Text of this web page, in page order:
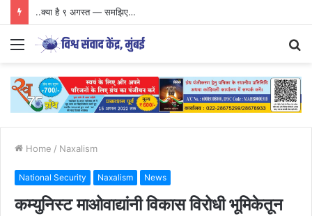
..क्या है ९ अगस्त — समझिए…
Menu
Home / Naxalism
National Security Naxalism News
कम्युनिस्ट माओवाद्यांनी विकास विरोधी भूमिकेतून